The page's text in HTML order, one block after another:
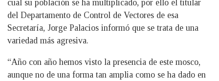
cual su población se ha multiplicado, por ello el titular
del Departamento de Control de Vectores de esa
Secretaría, Jorge Palacios informó que se trata de una
variedad más agresiva.
“Año con año hemos visto la presencia de este mosco,
aunque no de una forma tan amplia como se ha dado en